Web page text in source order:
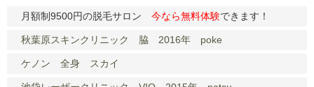
月額制9500円の脱毛サロン 今なら無料体験できます！
秋葉原スキンクリニック 脇 2016年 poke
ケノン 全身 スカイ